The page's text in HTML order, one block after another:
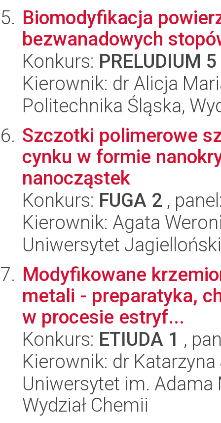
Biomodyfikacja
bezwanadowych
Konkurs: PRELUDIUM 5
Kierownik: dr Alicja
Politechnika Śląska,
Szczotki polimerowe
cynku w formie
nanocząstek
Konkurs: FUGA 2 ,
Kierownik: Agata
Uniwersytet
Modyfikowane
metali - preparatyka,
w procesie estryf...
Konkurs: ETIUDA 1 ,
Kierownik: dr
Uniwersytet im.
Wydział Chemii